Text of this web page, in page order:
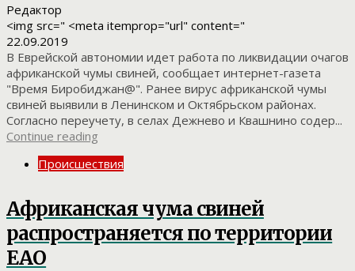
Редактор
<img src=" <meta itemprop="url" content="
22.09.2019
В Еврейской автономии идет работа по ликвидации очагов
африканской чумы свиней, сообщает интернет-газета
"Время Биробиджан@". Ранее вирус африканской чумы
свиней выявили в Ленинском и Октябрьском районах.
Согласно переучету, в селах Дежнево и Квашнино содер...
Continue reading
Происшествия
Африканская чума свиней
распространяется по территории
ЕАО